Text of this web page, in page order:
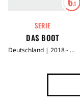
.1
SERIE
DAS BOOT
Deutschland | 2018 - 2023